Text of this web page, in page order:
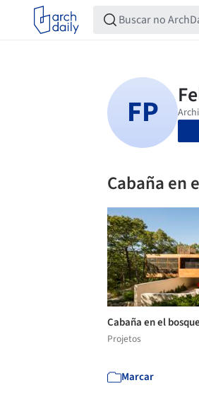
Cabaña en
Cabaña en el
Projetos
Marcar